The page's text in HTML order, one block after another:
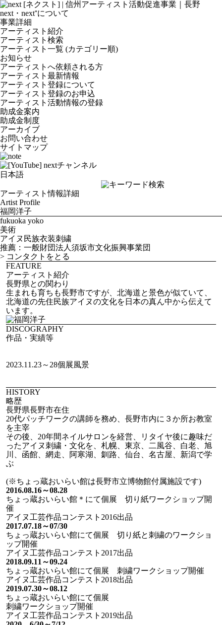
next・next⁺について
事業詳細
アーティスト紹介
アーティスト検索
アーティスト一覧 (カテゴリー順)
お知らせ
アーティストへ依頼される方
アーティスト最新情報
アーティスト登録について
アーティスト登録のお申込
アーティスト活動情報の登録
助成金案内
助成金制度
アーカイブ
お問い合わせ
サイトマップ
アーティスト情報詳細
Artist Profile
福岡洋子
fukuoka yoko
美術
アイヌ民族衣装刺繍
推薦：一般財団法人須坂市文化振興事業団
> コンタクトをとる
FEATURE
アーティスト紹介
長野県との関わり
生まれも育ちも長野市ですが、北海道と景色が似ていて、
北海道の先住民族アイヌの文化を日本の真ん中から伝えて
います。
DISCOGRAPHY
作品・実績等
2023.11.23～28個展風景
HISTORY
略歴
長野県長野市在住
20代パッチワークの講師を務め、長野市内に３か所お教室
を主宰
その後、20年間ネイルサロンを経営、リタイヤ後に趣味だ
ったアイヌ刺繍・文化を、札幌、東京、二風谷、白老、旭
川、函館、網走、阿寒湖、釧路、仙台、名古屋、新潟で学
ぶ
(※ちょっ蔵おいらい館は長野市立博物館付属施設です)
2016.08.16～08.28
ちょっ蔵おいらい館＊にて個展 切り紙ワークショップ開
催
アイヌ工芸作品コンテスト2016出品
2017.07.18～07/30
ちょっ蔵おいらい館にて個展 切り紙と刺繍のワークショ
ップ開催
アイヌ工芸作品コンテスト2017出品
2018.09.11～09.24
ちょっ蔵おいらい館にて個展 刺繍ワークショップ開催
アイヌ工芸作品コンテスト2018出品
2019.07.30～08.12
ちょっ蔵おいらい館にて個展
刺繍ワークショップ開催
アイヌ工芸作品コンテスト2019出品